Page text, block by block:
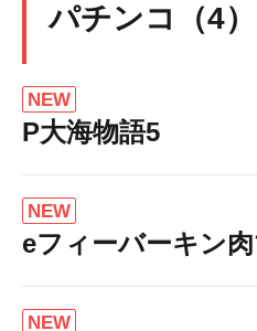
パチンコ（4）
NEW
P大海物語5
NEW
eフィーバーキン
NEW